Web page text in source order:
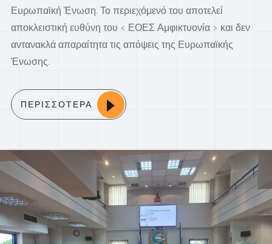
Ευρωπαϊκή Ένωση. Το περιεχόμενό του αποτελεί
αποκλειστική ευθύνη του < ΕΟΕΣ Αμφικτυονία > και δεν
αντανακλά απαραίτητα τις απόψεις της Ευρωπαϊκής
Ένωσης.
ΠΕΡΙΣΣΟΤΕΡΑ